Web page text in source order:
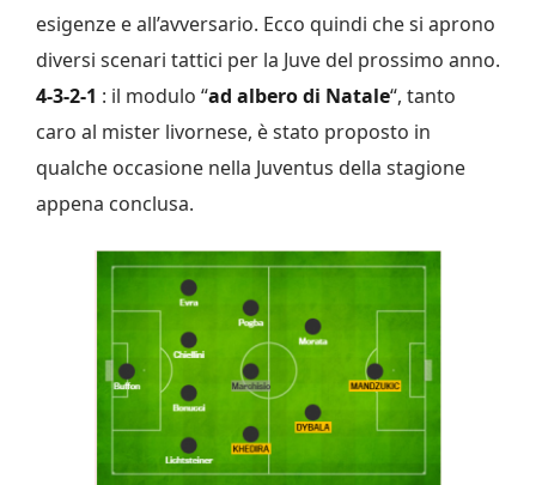
esigenze e all’avversario. Ecco quindi che si aprono
diversi scenari tattici per la Juve del prossimo anno.
4-3-2-1 : il modulo “ad albero di Natale“, tanto
caro al mister livornese, è stato proposto in
qualche occasione nella Juventus della stagione
appena conclusa.